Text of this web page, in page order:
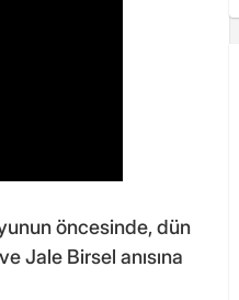
öncesinde, dün
Jale Birsel anısına